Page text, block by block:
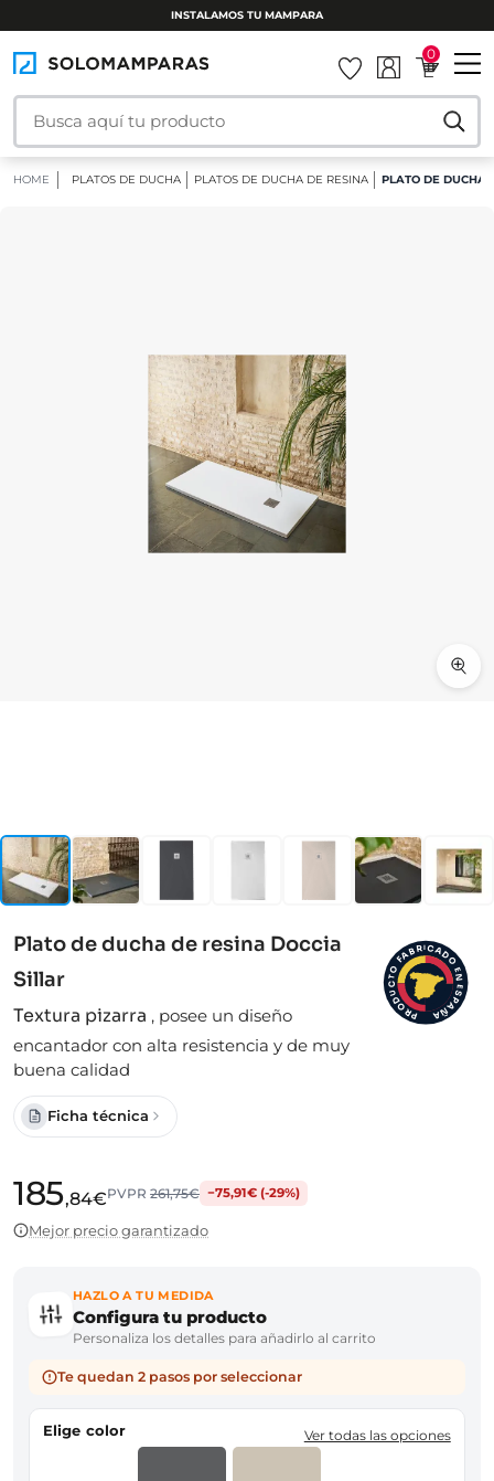
INSTALAMOS TU MAMPARA
0
HOME PLATOS DE DUCHA PLATOS DE DUCHA DE RESINA PLATO DE DUCHA
Plato de ducha de resina Doccia
Sillar
Textura pizarra , posee un diseño
encantador con alta resistencia y de muy
buena calidad
P
R
O
D
U
C
T
O
FABRICADO
E
N
E
S
P
A
Ñ
A
Ficha técnica
185,84€PVPR261,75€ −75,91€ (-29%)
Mejor precio garantizado
HAZLO A TU MEDIDA
Configura tu producto
Personaliza los detalles para añadirlo al carrito
Te quedan 2 pasos por seleccionar
Elige color Ver todas las opciones